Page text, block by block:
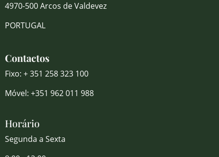
4970-500 Arcos de Valdevez
PORTUGAL
Contactos
Fixo: + 351 258 323 100
Móvel: +351 962 011 988
Horário
Segunda a Sexta